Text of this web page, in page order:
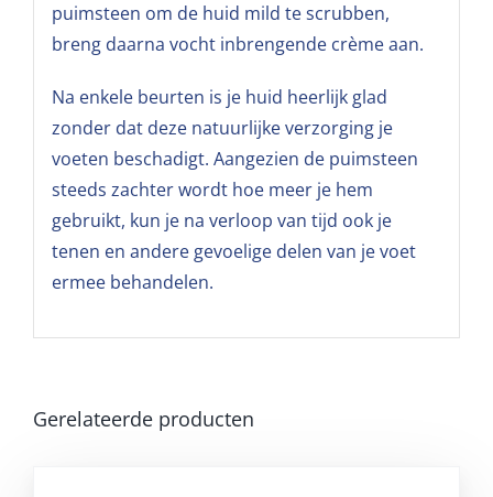
puimsteen om de huid mild te scrubben,
breng daarna vocht inbrengende crème aan.
Na enkele beurten is je huid heerlijk glad
zonder dat deze natuurlijke verzorging je
voeten beschadigt. Aangezien de puimsteen
steeds zachter wordt hoe meer je hem
gebruikt, kun je na verloop van tijd ook je
tenen en andere gevoelige delen van je voet
ermee behandelen.
Gerelateerde producten